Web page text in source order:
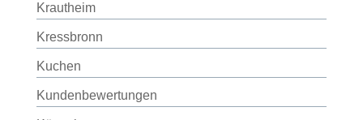
Krautheim
Kressbronn
Kuchen
Kundenbewertungen